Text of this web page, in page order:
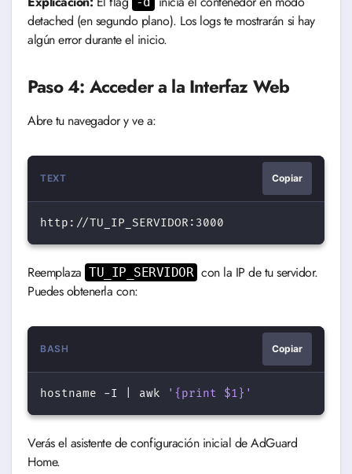
detached (en segundo plano). Los logs te mostrarán si hay
algún error durante el inicio.
Paso 4: Acceder a la Interfaz Web
Abre tu navegador y ve a:
TEXT Copiar
Reemplaza TU_IP_SERVIDOR con la IP de tu servidor.
Puedes obtenerla con:
BASH Copiar
hostname -I awk '{print $1}'
Verás el asistente de configuración inicial de AdGuard
Home.